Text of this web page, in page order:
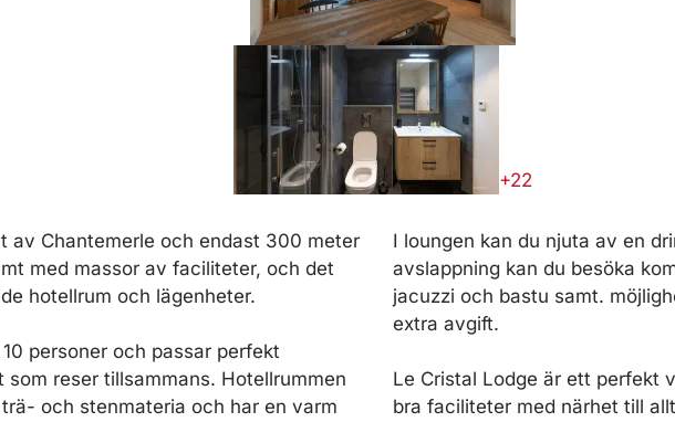
+22
av Chantemerle och endast 300 meter
med massor av faciliteter, och det
hotellrum och lägenheter.
personer och passar perfekt
reser tillsammans. Hotellrummen
och stenmateria och har en varm
I loungen kan du njuta av en
avslappning kan du besöka
jacuzzi och bastu samt.
extra avgift.
Le Cristal Lodge är ett perfekt
bra faciliteter med närhet till